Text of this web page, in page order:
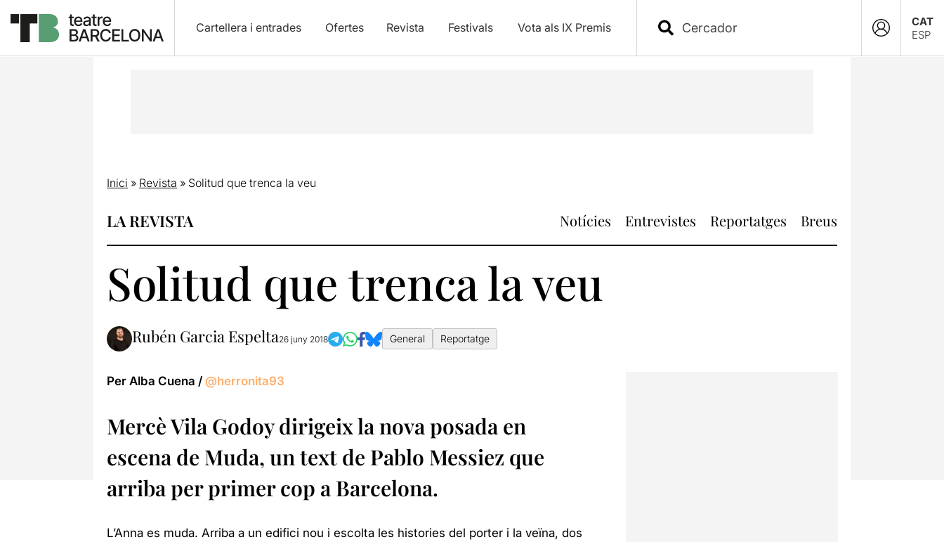
Cartellera i entrades Ofertes Revista Festivals Vota als IX Premis
CAT
ESP
Inici » Revista » Solitud que trenca la veu
LA REVISTA Notícies Entrevistes Reportatges Breus
Solitud que trenca la veu
Rubén Garcia Espelta26 juny 2018 General Reportatge
Per Alba Cuena / @herronita93
Mercè Vila Godoy dirigeix la nova posada en
escena de Muda, un text de Pablo Messiez que
arriba per primer cop a Barcelona.
L’Anna es muda. Arriba a un edifici nou i escolta les histories del porter i la veïna, dos